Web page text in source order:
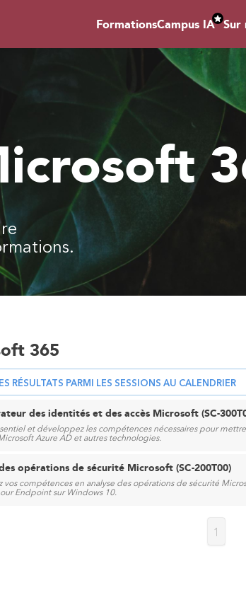
FormationsCampus IA Sur
365
RÉSULTATS PARMI LES SESSIONS AU CALENDRIER
des identités et des accès Microsoft (SC-
et développez les compétences nécessaires pour
Azure AD et autres technologies.
opérations de sécurité Microsoft (SC-200T00)
vos compétences en analyse des opérations de sécurité
Endpoint sur Windows 10.
1